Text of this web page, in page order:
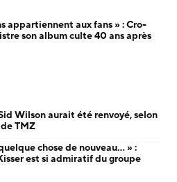
appartiennent aux fans » : Cro-
son album culte 40 ans après
Wilson aurait été renvoyé, selon
TMZ
chose de nouveau… » :
est si admiratif du groupe